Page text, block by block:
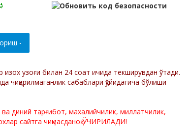
изох узоғи билан 24 соат ичида текширувдан ўтади.
чиқарилмаганлик сабаблари қўйидагича бўлиши
ва диний тарғибот, махалийчилик, миллатчилик,
сайтга чиқмасданоқ ЎЧИРИЛАДИ!